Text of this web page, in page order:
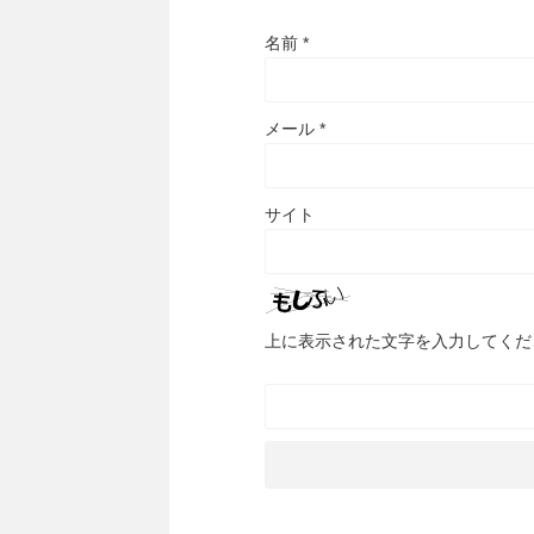
名前 *
メール *
サイト
上に表示された文字を入力してく